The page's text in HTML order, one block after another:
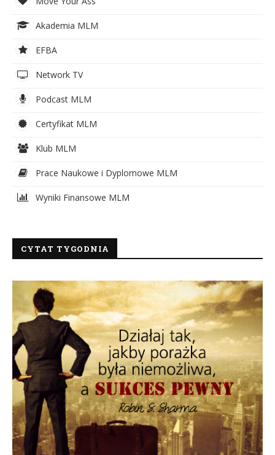
Akademia MLM
EFBA
Network TV
Podcast MLM
Certyfikat MLM
Klub MLM
Prace Naukowe i Dyplomowe MLM
Wyniki Finansowe MLM
CYTAT TYGODNIA